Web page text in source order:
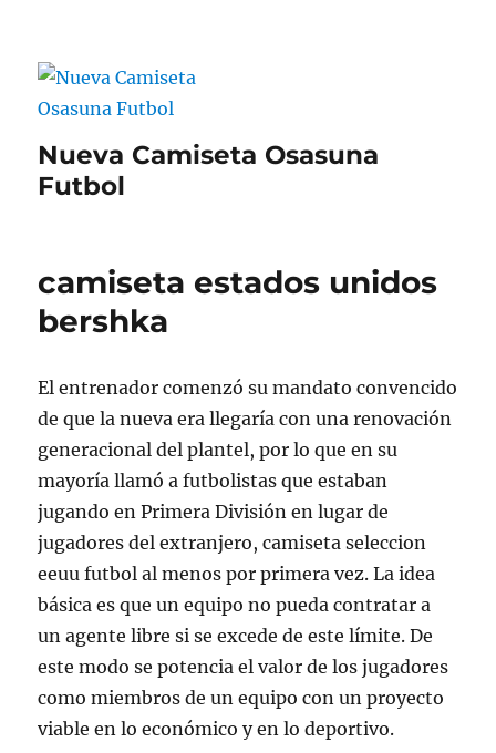
Nueva Camiseta Osasuna
Futbol
camiseta estados unidos
bershka
El entrenador comenzó su mandato convencido
de que la nueva era llegaría con una renovación
generacional del plantel, por lo que en su
mayoría llamó a futbolistas que estaban
jugando en Primera División en lugar de
jugadores del extranjero, camiseta seleccion
eeuu futbol al menos por primera vez. La idea
básica es que un equipo no pueda contratar a
un agente libre si se excede de este límite. De
este modo se potencia el valor de los jugadores
como miembros de un equipo con un proyecto
viable en lo económico y en lo deportivo.